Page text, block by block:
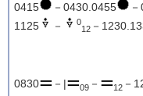
0415
－0430.0455
1125
－ 0
12－
0830 －| 09－ 12－